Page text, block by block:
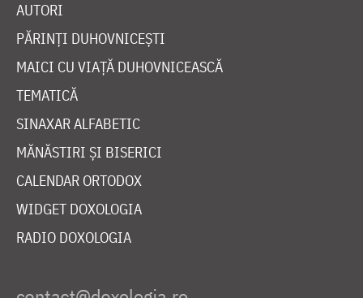
AUTORI
PĂRINȚI DUHOVNICEȘTI
MAICI CU VIAȚĂ DUHOVNICEASCĂ
TEMATICĂ
SINAXAR ALFABETIC
MĂNĂSTIRI ȘI BISERICI
CALENDAR ORTODOX
WIDGET DOXOLOGIA
RADIO DOXOLOGIA